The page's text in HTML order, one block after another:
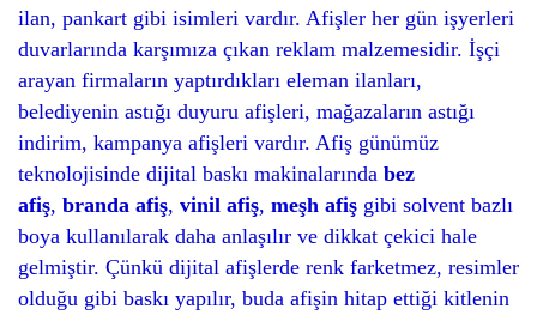
ilan, pankart gibi isimleri vardır. Afişler her gün işyerleri
duvarlarında karşımıza çıkan reklam malzemesidir. İşçi
arayan firmaların yaptırdıkları eleman ilanları,
belediyenin astığı duyuru afişleri, mağazaların astığı
indirim, kampanya afişleri vardır. Afiş günümüz
teknolojisinde dijital baskı makinalarında bez
afiş, branda afiş, vinil afiş, meşh afiş gibi solvent bazlı
boya kullanılarak daha anlaşılır ve dikkat çekici hale
gelmiştir. Çünkü dijital afişlerde renk farketmez, resimler
olduğu gibi baskı yapılır, buda afişin hitap ettiği kitlenin